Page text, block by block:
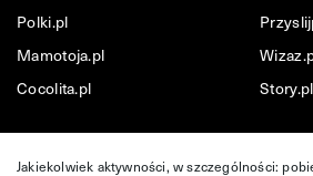
Polki.pl
Mamotoja.pl
Cocolita.pl
Story.pl
Jakiekolwiek aktywności, w szczególności: